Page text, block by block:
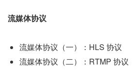
流媒体协议
流媒体协议（一）：HLS 协议
流媒体协议（二）：RTMP 协议